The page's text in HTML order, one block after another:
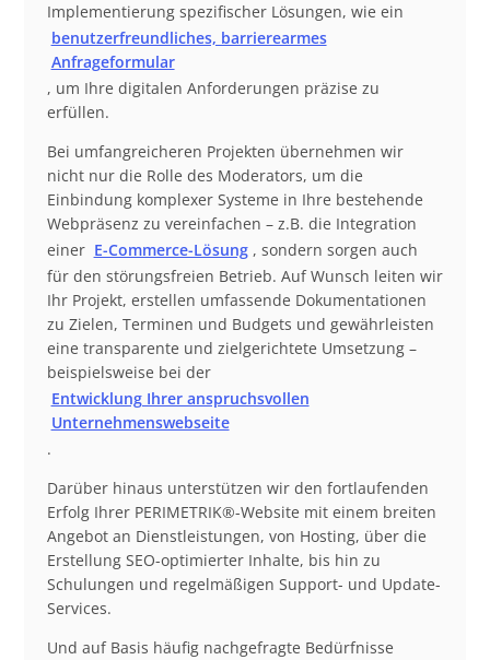
Implementierung spezifischer Lösungen, wie ein
benutzerfreundliches, barrierearmes
Anfrageformular
, um Ihre digitalen Anforderungen präzise zu
erfüllen.
Bei umfangreicheren Projekten übernehmen wir
nicht nur die Rolle des Moderators, um die
Einbindung komplexer Systeme in Ihre bestehende
Webpräsenz zu vereinfachen – z.B. die Integration
einer E-Commerce-Lösung , sondern sorgen auch
für den störungsfreien Betrieb. Auf Wunsch leiten wir
Ihr Projekt, erstellen umfassende Dokumentationen
zu Zielen, Terminen und Budgets und gewährleisten
eine transparente und zielgerichtete Umsetzung –
beispielsweise bei der
Entwicklung Ihrer anspruchsvollen
Unternehmenswebseite
.
Darüber hinaus unterstützen wir den fortlaufenden
Erfolg Ihrer PERIMETRIK®-Website mit einem breiten
Angebot an Dienstleistungen, von Hosting, über die
Erstellung SEO-optimierter Inhalte, bis hin zu
Schulungen und regelmäßigen Support- und Update-
Services.
Und auf Basis häufig nachgefragte Bedürfnisse